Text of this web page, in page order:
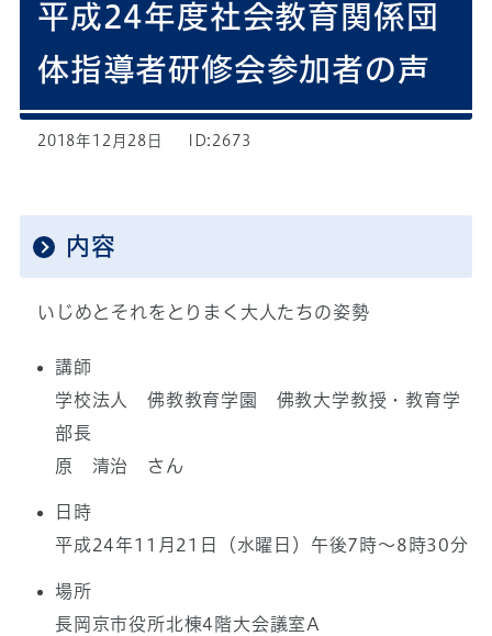
平成24年度社会教育関係団
体指導者研修会参加者の声
2018年12月28日 ID:2673
内容
いじめとそれをとりまく大人たちの姿勢
講師
学校法人 佛教教育学園 佛教大学教授・教育学
部長
原 清治 さん
日時
平成24年11月21日（水曜日）午後7時～8時30分
場所
長岡京市役所北棟4階大会議室A